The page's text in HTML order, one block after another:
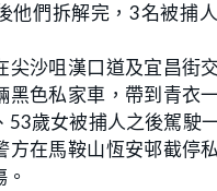
他們拆解完，3名被捕
尖沙咀漢口道及宜昌街
黑色私家車，帶到青衣
53歲女被捕人之後駕駛
方在馬鞍山恆安邨截停